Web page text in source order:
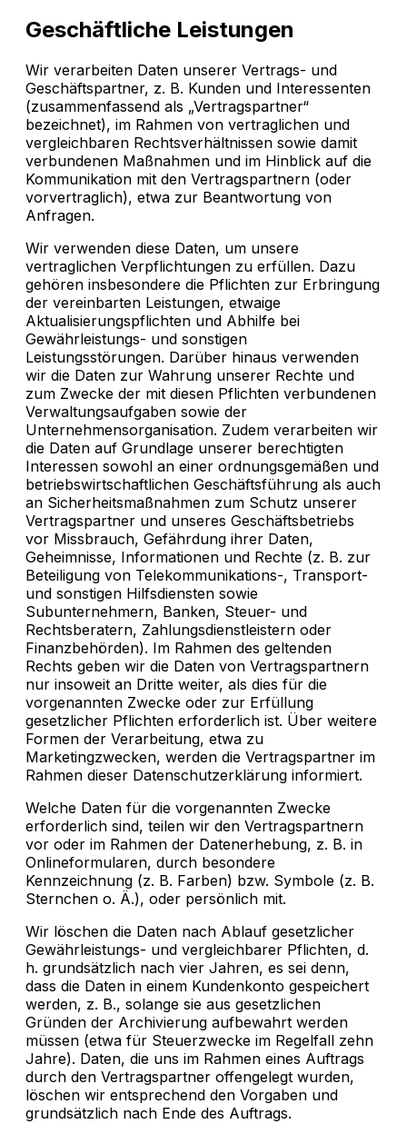
Geschäftliche Leistungen
Wir verarbeiten Daten unserer Vertrags- und
Geschäftspartner, z. B. Kunden und Interessenten
(zusammenfassend als „Vertragspartner“
bezeichnet), im Rahmen von vertraglichen und
vergleichbaren Rechtsverhältnissen sowie damit
verbundenen Maßnahmen und im Hinblick auf die
Kommunikation mit den Vertragspartnern (oder
vorvertraglich), etwa zur Beantwortung von
Anfragen.
Wir verwenden diese Daten, um unsere
vertraglichen Verpflichtungen zu erfüllen. Dazu
gehören insbesondere die Pflichten zur Erbringung
der vereinbarten Leistungen, etwaige
Aktualisierungspflichten und Abhilfe bei
Gewährleistungs- und sonstigen
Leistungsstörungen. Darüber hinaus verwenden
wir die Daten zur Wahrung unserer Rechte und
zum Zwecke der mit diesen Pflichten verbundenen
Verwaltungsaufgaben sowie der
Unternehmensorganisation. Zudem verarbeiten wir
die Daten auf Grundlage unserer berechtigten
Interessen sowohl an einer ordnungsgemäßen und
betriebswirtschaftlichen Geschäftsführung als auch
an Sicherheitsmaßnahmen zum Schutz unserer
Vertragspartner und unseres Geschäftsbetriebs
vor Missbrauch, Gefährdung ihrer Daten,
Geheimnisse, Informationen und Rechte (z. B. zur
Beteiligung von Telekommunikations-, Transport-
und sonstigen Hilfsdiensten sowie
Subunternehmern, Banken, Steuer- und
Rechtsberatern, Zahlungsdienstleistern oder
Finanzbehörden). Im Rahmen des geltenden
Rechts geben wir die Daten von Vertragspartnern
nur insoweit an Dritte weiter, als dies für die
vorgenannten Zwecke oder zur Erfüllung
gesetzlicher Pflichten erforderlich ist. Über weitere
Formen der Verarbeitung, etwa zu
Marketingzwecken, werden die Vertragspartner im
Rahmen dieser Datenschutzerklärung informiert.
Welche Daten für die vorgenannten Zwecke
erforderlich sind, teilen wir den Vertragspartnern
vor oder im Rahmen der Datenerhebung, z. B. in
Onlineformularen, durch besondere
Kennzeichnung (z. B. Farben) bzw. Symbole (z. B.
Sternchen o. Ä.), oder persönlich mit.
Wir löschen die Daten nach Ablauf gesetzlicher
Gewährleistungs- und vergleichbarer Pflichten, d.
h. grundsätzlich nach vier Jahren, es sei denn,
dass die Daten in einem Kundenkonto gespeichert
werden, z. B., solange sie aus gesetzlichen
Gründen der Archivierung aufbewahrt werden
müssen (etwa für Steuerzwecke im Regelfall zehn
Jahre). Daten, die uns im Rahmen eines Auftrags
durch den Vertragspartner offengelegt wurden,
löschen wir entsprechend den Vorgaben und
grundsätzlich nach Ende des Auftrags.